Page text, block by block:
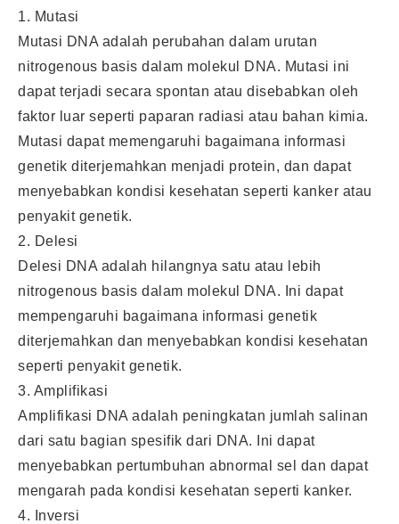
1. Mutasi
Mutasi DNA adalah perubahan dalam urutan
nitrogenous basis dalam molekul DNA. Mutasi ini
dapat terjadi secara spontan atau disebabkan oleh
faktor luar seperti paparan radiasi atau bahan kimia.
Mutasi dapat memengaruhi bagaimana informasi
genetik diterjemahkan menjadi protein, dan dapat
menyebabkan kondisi kesehatan seperti kanker atau
penyakit genetik.
2. Delesi
Delesi DNA adalah hilangnya satu atau lebih
nitrogenous basis dalam molekul DNA. Ini dapat
mempengaruhi bagaimana informasi genetik
diterjemahkan dan menyebabkan kondisi kesehatan
seperti penyakit genetik.
3. Amplifikasi
Amplifikasi DNA adalah peningkatan jumlah salinan
dari satu bagian spesifik dari DNA. Ini dapat
menyebabkan pertumbuhan abnormal sel dan dapat
mengarah pada kondisi kesehatan seperti kanker.
4. Inversi